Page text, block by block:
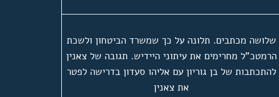
שלושה מכתבים. תלונה על כך שמשרד הביטחון ולשכת
הרמטכ"ל מחרימים את עיתוני היידיש. תגובה של צאנין
להתכתבות של בן גוריון עם אליהו סעדון בדרישה לפטר
את צאנין